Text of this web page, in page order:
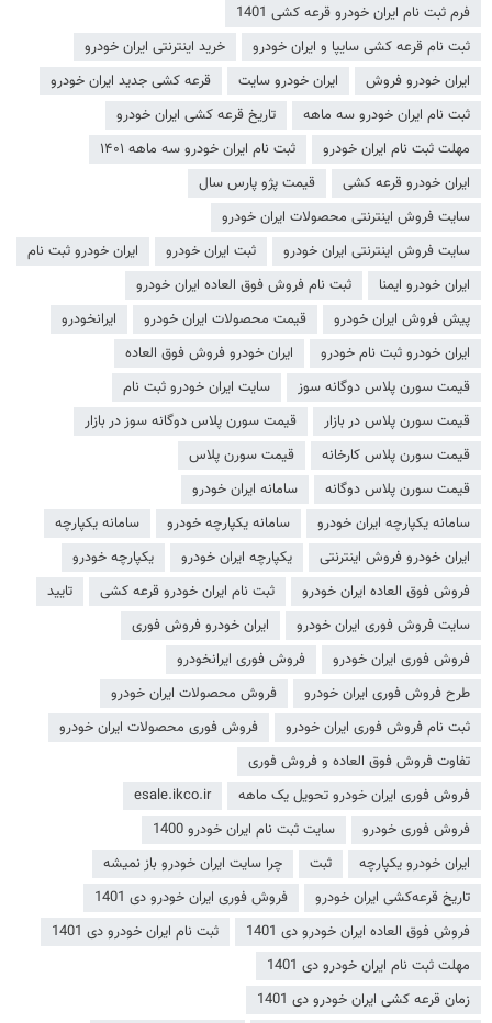
فرم ثبت نام ایران خودرو قرعه کشی 1401
ثبت نام قرعه کشی سایپا و ایران خودرو
خرید اینترنتی ایران خودرو
ایران خودرو فروش
ایران خودرو سایت
قرعه کشی جدید ایران خودرو
ثبت نام ایران خودرو سه ماهه
تاریخ قرعه کشی ایران خودرو
مهلت ثبت نام ایران خودرو
ثبت نام ایران خودرو سه ماهه ۱۴۰۱
ایران خودرو قرعه کشی
قیمت پژو پارس سال
سایت فروش اینترنتی محصولات ایران خودرو
سایت فروش اینترنتی ایران خودرو
ثبت ایران خودرو
ایران خودرو ثبت نام
ایران خودرو ایمنا
ثبت نام فروش فوق العاده ایران خودرو
پیش فروش ایران خودرو
قیمت محصولات ایران خودرو
ایرانخودرو
ایران خودرو ثبت نام خودرو
ایران خودرو فروش فوق العاده
قیمت سورن پلاس دوگانه سوز
سایت ایران خودرو ثبت نام
قیمت سورن پلاس در بازار
قیمت سورن پلاس دوگانه سوز در بازار
قیمت سورن پلاس کارخانه
قیمت سورن پلاس
قیمت سورن پلاس دوگانه
سامانه ایران خودرو
سامانه یکپارچه ایران خودرو
سامانه یکپارچه خودرو
سامانه یکپارچه
ایران خودرو فروش اینترنتی
یکپارچه ایران خودرو
یکپارچه خودرو
فروش فوق العاده ایران خودرو
ثبت نام ایران خودرو قرعه کشی
تایید
سایت فروش فوری ایران خودرو
ایران خودرو فروش فوری
فروش فوری ایران خودرو
فروش فوری ایرانخودرو
طرح فروش فوری ایران خودرو
فروش محصولات ایران خودرو
ثبت نام فروش فوری ایران خودرو
فروش فوری محصولات ایران خودرو
تفاوت فروش فوق العاده و فروش فوری
فروش فوری ایران خودرو تحویل یک ماهه
esale.ikco.ir
فروش فوری خودرو
سایت ثبت نام ایران خودرو 1400
ایران خودرو یکپارچه
ثبت
چرا سایت ایران خودرو باز نمیشه
تاریخ قرعه‌کشی ایران خودرو
فروش فوری ایران خودرو دی 1401
فروش فوق العاده ایران خودرو دی 1401
ثبت نام ایران خودرو دی 1401
مهلت ثبت نام ایران خودرو دی 1401
زمان قرعه کشی ایران خودرو دی 1401